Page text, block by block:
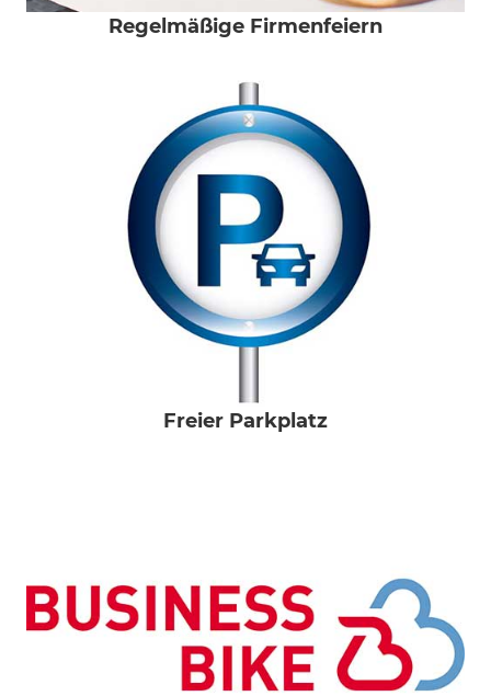
Regelmäßige Firmenfeiern
Freier Parkplatz